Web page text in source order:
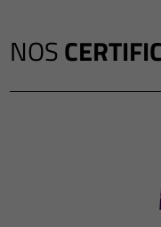
NOS